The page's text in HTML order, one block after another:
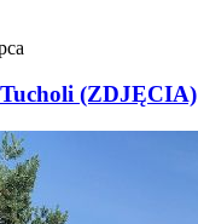
(ZDJĘCIA)